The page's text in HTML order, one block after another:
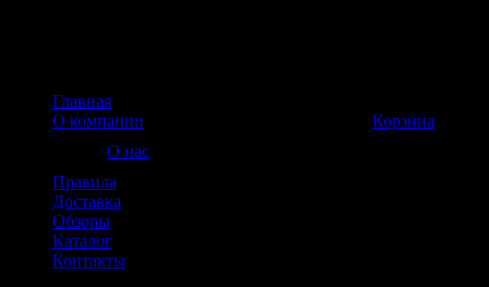
Корзина
Главная
О компании
О нас
Правила
Доставка
Обзоры
Каталог
Контакты